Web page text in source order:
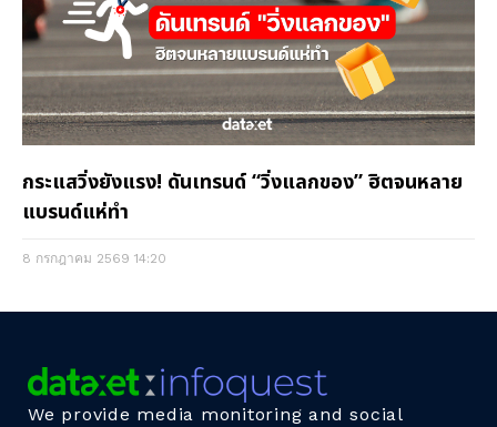
กระแสวิ่งยังแรง! ดันเทรนด์ “วิ่งแลกของ” ฮิตจนหลาย
แบรนด์แห่ทำ
8 กรกฎาคม 2569 14:20
We provide media monitoring and social